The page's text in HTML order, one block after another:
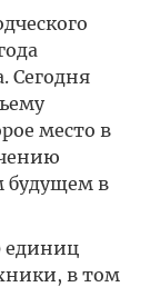
Сегодня
место в
будущем в
единиц
в том